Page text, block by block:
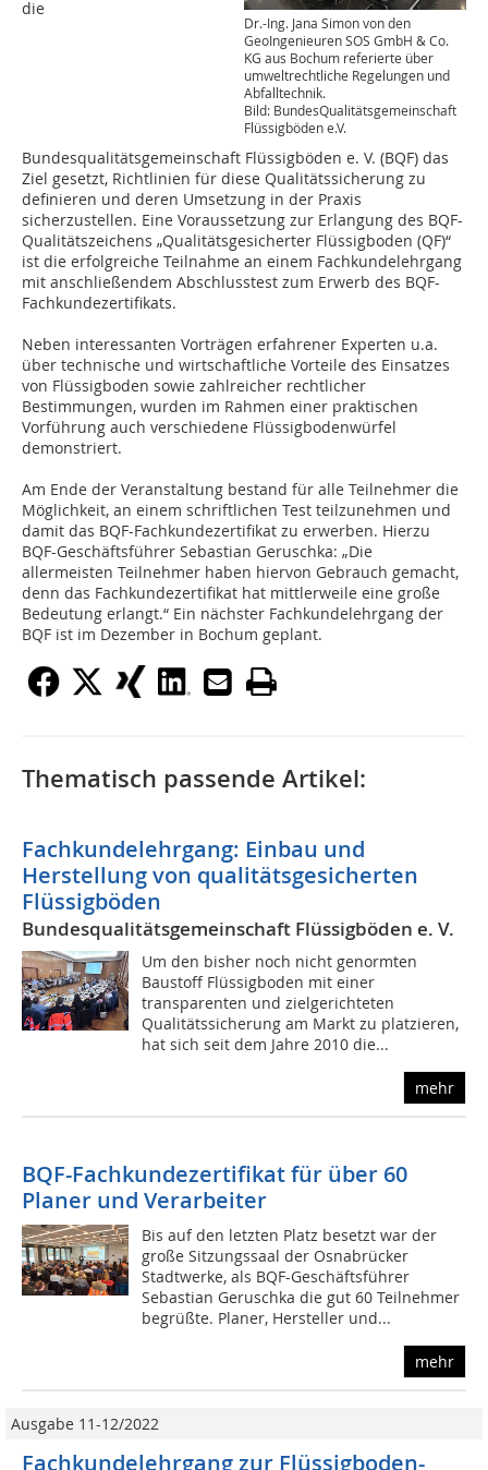
Dr.-Ing. Jana Simon von den
GeoIngenieuren SOS GmbH & Co.
KG aus Bochum referierte über
umweltrechtliche Regelungen und
Abfalltechnik.
Bild: BundesQualitätsgemeinschaft
Flüssigböden e.V.
die
Bundesqualitätsgemeinschaft Flüssigböden e. V. (BQF) das
Ziel gesetzt, Richtlinien für diese Qualitätssicherung zu
definieren und deren Umsetzung in der Praxis
sicherzustellen. Eine Voraussetzung zur Erlangung des BQF-
Qualitätszeichens „Qualitätsgesicherter Flüssigboden (QF)“
ist die erfolgreiche Teilnahme an einem Fachkundelehrgang
mit anschließendem Abschlusstest zum Erwerb des BQF-
Fachkundezertifikats.
Neben interessanten Vorträgen erfahrener Experten u.a.
über technische und wirtschaftliche Vorteile des Einsatzes
von Flüssigboden sowie zahlreicher rechtlicher
Bestimmungen, wurden im Rahmen einer praktischen
Vorführung auch verschiedene Flüssigbodenwürfel
demonstriert.
Am Ende der Veranstaltung bestand für alle Teilnehmer die
Möglichkeit, an einem schriftlichen Test teilzunehmen und
damit das BQF-Fachkundezertifikat zu erwerben. Hierzu
BQF-Geschäftsführer Sebastian Geruschka: „Die
allermeisten Teilnehmer haben hiervon Gebrauch gemacht,
denn das Fachkundezertifikat hat mittlerweile eine große
Bedeutung erlangt.“ Ein nächster Fachkundelehrgang der
BQF ist im Dezember in Bochum geplant.
Thematisch passende Artikel:
Fachkundelehrgang: Einbau und
Herstellung von qualitätsgesicherten
Flüssigböden
Bundesqualitätsgemeinschaft Flüssigböden e. V.
Um den bisher noch nicht genormten
Baustoff Flüssigboden mit einer
transparenten und zielgerichteten
Qualitätssicherung am Markt zu platzieren,
hat sich seit dem Jahre 2010 die...
mehr
BQF-Fachkundezertifikat für über 60
Planer und Verarbeiter
Bis auf den letzten Platz besetzt war der
große Sitzungssaal der Osnabrücker
Stadtwerke, als BQF-Geschäftsführer
Sebastian Geruschka die gut 60 Teilnehmer
begrüßte. Planer, Hersteller und...
mehr
Ausgabe 11-12/2022
Fachkundelehrgang zur Flüssigboden-